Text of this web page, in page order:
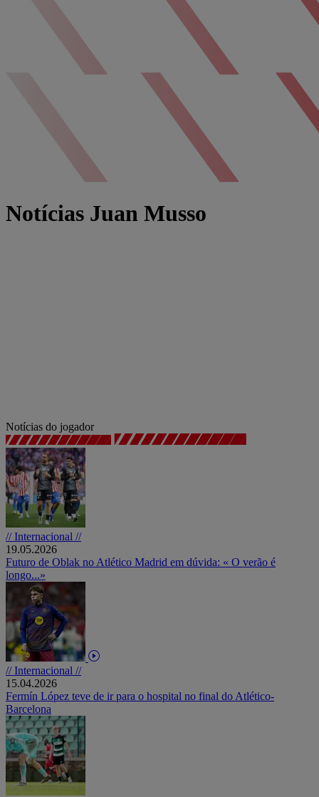
Notícias Juan Musso
Notícias do jogador
// Internacional //
19.05.2026
Futuro de Oblak no Atlético Madrid em dúvida: « O verão é
longo...»
// Internacional //
15.04.2026
Fermín López teve de ir para o hospital no final do Atlético-
Barcelona